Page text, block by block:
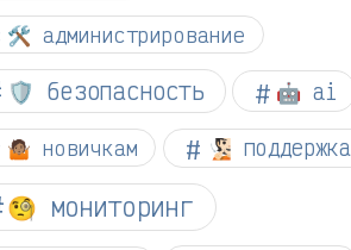
🛠️ администрирование
🛡️ безопасность 🤖 ai
🤷🏽 новичкам 🧏🏻 поддержка
🧐 мониторинг